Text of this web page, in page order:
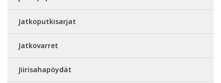
Jatkoputkisarjat
Jatkovarret
Jiirisahapöydät